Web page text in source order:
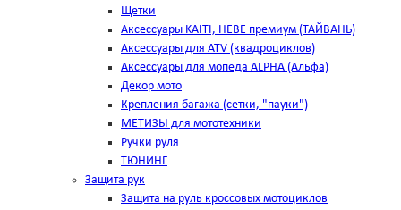
Щетки
Аксессуары KAITI, HEBE премиум (ТАЙВАНЬ)
Аксессуары для ATV (квадроциклов)
Аксессуары для мопеда ALPHA (Альфа)
Декор мото
Крепления багажа (сетки, "пауки")
МЕТИЗЫ для мототехники
Ручки руля
ТЮНИНГ
Защита рук
Защита на руль кроссовых мотоциклов